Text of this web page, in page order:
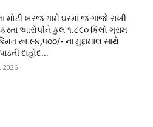
મોટી ખરજ ગામે ઘરમાં જ ગાંજો રાખી
આરોપીને કુલ ૧.૮૯૦ કિલો ગ્રામ
રૂા.૯૪,૫૦૦/- ના મુદ્દામાલ સાથે
દાહોદ...
2026